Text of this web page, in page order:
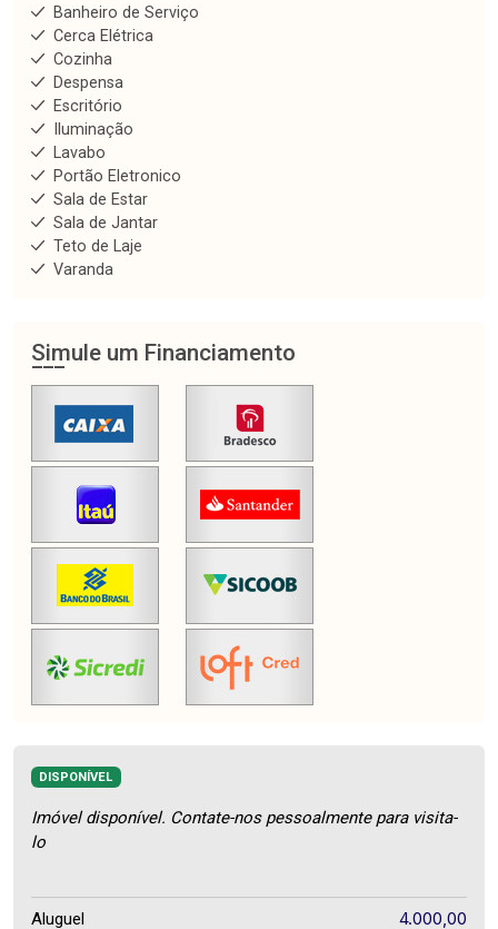
Banheiro de Serviço
Cerca Elétrica
Cozinha
Despensa
Escritório
Iluminação
Lavabo
Portão Eletronico
Sala de Estar
Sala de Jantar
Teto de Laje
Varanda
Simule um Financiamento
DISPONÍVEL
Imóvel disponível. Contate-nos pessoalmente para visita-
lo
Aluguel 4.000,00